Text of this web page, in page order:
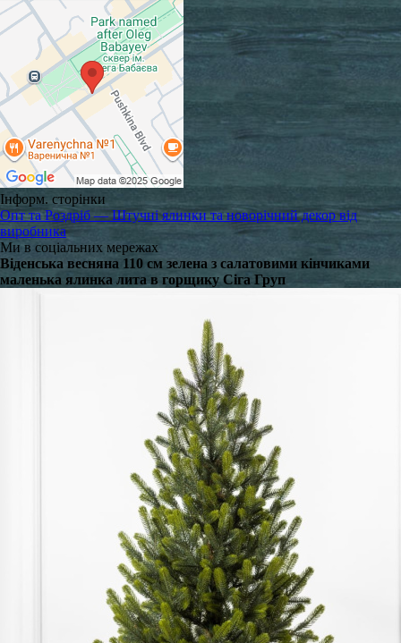
Інформ. сторінки
Опт та Роздріб — Штучні ялинки та новорічний декор від
виробника
Ми в соціальних мережах
Віденська весняна 110 см зелена з салатовими кінчиками
маленька ялинка лита в горщику Сіга Груп